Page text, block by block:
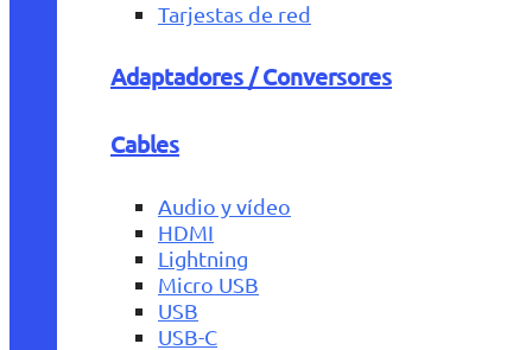
Tarjestas de red
Adaptadores / Conversores
Cables
Audio y vídeo
HDMI
Lightning
Micro USB
USB
USB-C